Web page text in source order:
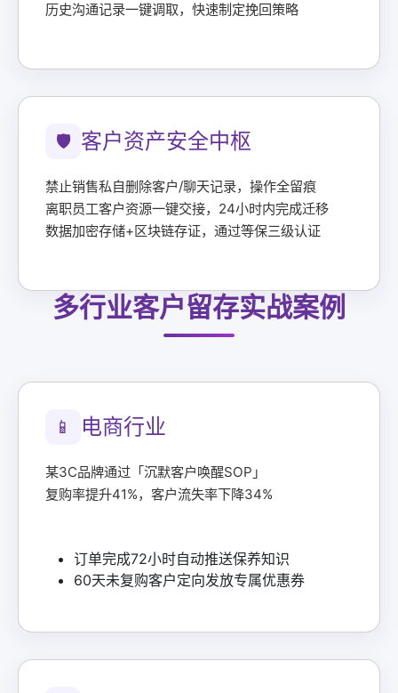
历史沟通记录一键调取，快速制定挽回策略
🛡️ 客户资产安全中枢
禁止销售私自删除客户/聊天记录，操作全留痕
离职员工客户资源一键交接，24小时内完成迁移
数据加密存储+区块链存证，通过等保三级认证
多行业客户留存实战案例
📱 电商行业
某3C品牌通过「沉默客户唤醒SOP」
复购率提升41%，客户流失率下降34%
订单完成72小时自动推送保养知识
60天未复购客户定向发放专属优惠券